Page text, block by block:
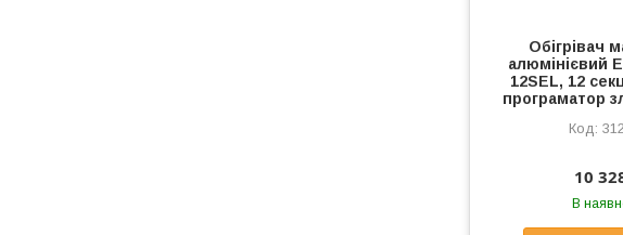
Обігрівач
алюмінієвий
12SEL, 12
програматор
10
В